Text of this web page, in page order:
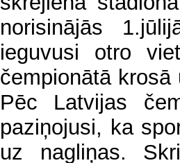
norisinājās
ieguvusi otro
čempionātā
Pēc Latvijas
paziņojusi, ka
uz nagliņas.